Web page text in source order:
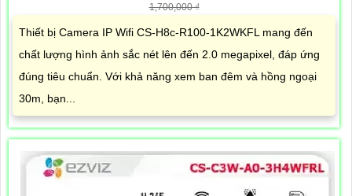
1,700,000 ₫
Thiết bị Camera IP Wifi CS-H8c-R100-1K2WKFL mang đến
chất lượng hình ảnh sắc nét lên đến 2.0 megapixel, đáp ứng
đúng tiêu chuẩn. Với khả năng xem ban đêm và hồng ngoại
30m, bạn...